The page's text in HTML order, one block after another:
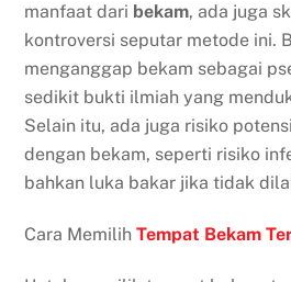
manfaat dari bekam, ada juga
kontroversi seputar metode ini.
menganggap bekam sebagai
sedikit bukti ilmiah yang
Selain itu, ada juga risiko
dengan bekam, seperti risiko
bahkan luka bakar jika tidak
Cara MemilihTempat Bekam